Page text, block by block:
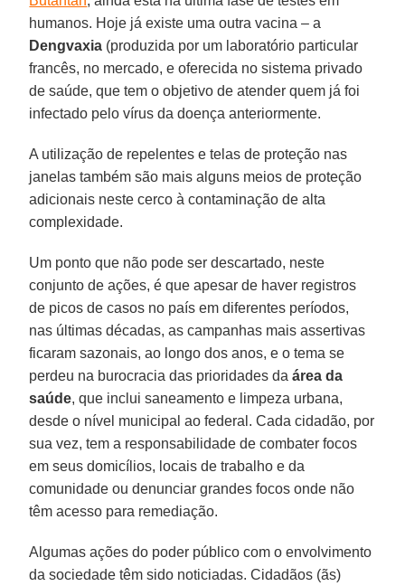
humanos. Hoje já existe uma outra vacina – a
Dengvaxia (produzida por um laboratório particular
francês, no mercado, e oferecida no sistema privado
de saúde, que tem o objetivo de atender quem já foi
infectado pelo vírus da doença anteriormente.
A utilização de repelentes e telas de proteção nas
janelas também são mais alguns meios de proteção
adicionais neste cerco à contaminação de alta
complexidade.
Um ponto que não pode ser descartado, neste
conjunto de ações, é que apesar de haver registros
de picos de casos no país em diferentes períodos,
nas últimas décadas, as campanhas mais assertivas
ficaram sazonais, ao longo dos anos, e o tema se
perdeu na burocracia das prioridades daárea da
saúde, que inclui saneamento e limpeza urbana,
desde o nível municipal ao federal. Cada cidadão, por
sua vez, tem a responsabilidade de combater focos
em seus domicílios, locais de trabalho e da
comunidade ou denunciar grandes focos onde não
têm acesso para remediação.
Algumas ações do poder público com o envolvimento
da sociedade têm sido noticiadas. Cidadãos (ãs)